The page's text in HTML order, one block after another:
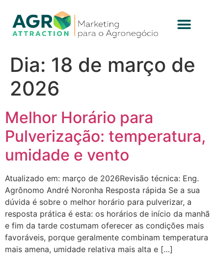
Dia: 18 de março de
2026
Melhor Horário para
Pulverização: temperatura,
umidade e vento
Atualizado em: março de 2026Revisão técnica: Eng.
Agrônomo André Noronha Resposta rápida Se a sua
dúvida é sobre o melhor horário para pulverizar, a
resposta prática é esta: os horários de início da manhã
e fim da tarde costumam oferecer as condições mais
favoráveis, porque geralmente combinam temperatura
mais amena, umidade relativa mais alta e […]